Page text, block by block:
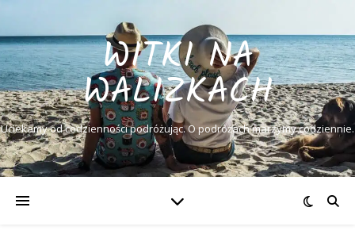
WITKI NA
WALIZKACH
Uciekamy od codzienności podróżując. O podróżach marzymy codziennie.